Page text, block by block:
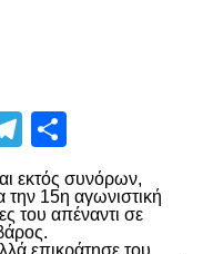
Telegram
εκτός συνόρων,
την 15η αγωνιστική
του απέναντι σε
επικράτησε του